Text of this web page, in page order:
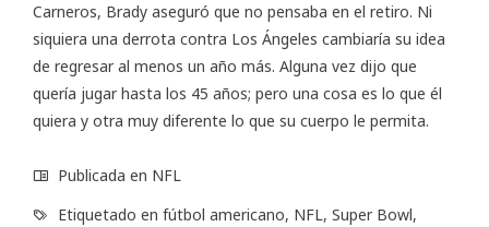
Carneros, Brady aseguró que no pensaba en el retiro. Ni
siquiera una derrota contra Los Ángeles cambiaría su idea
de regresar al menos un año más. Alguna vez dijo que
quería jugar hasta los 45 años; pero una cosa es lo que él
quiera y otra muy diferente lo que su cuerpo le permita.
Publicada en NFL
Etiquetado en fútbol americano, NFL, Super Bowl,